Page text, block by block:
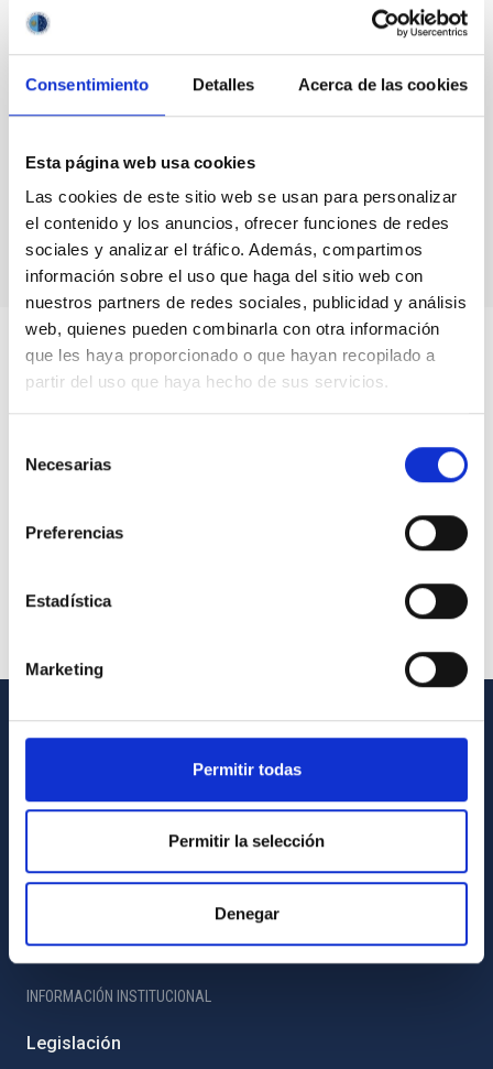
Consentimiento Detalles Acerca de las cookies
Esta página web usa cookies
Las cookies de este sitio web se usan para personalizar
el contenido y los anuncios, ofrecer funciones de redes
sociales y analizar el tráfico. Además, compartimos
información sobre el uso que haga del sitio web con
nuestros partners de redes sociales, publicidad y análisis
web, quienes pueden combinarla con otra información
que les haya proporcionado o que hayan recopilado a
partir del uso que haya hecho de sus servicios.
Necesarias
Preferencias
Estadística
Marketing
Permitir todas
Permitir la selección
Denegar
Evolución in situ de la obra civil y de la cúpula del
GTC
INFORMACIÓN GENERAL
Directorio de personal
Registro general
INFORMACIÓN INSTITUCIONAL
Legislación